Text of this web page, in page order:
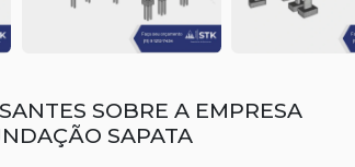
SOBRE A EMPRESA
SAPATA